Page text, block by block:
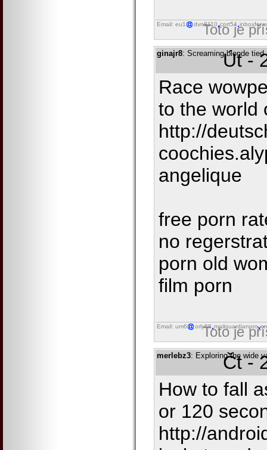
Email: eu1 dvn8110 cprt54
Toto je
ginajr8: Screaming blonde
Út -
Race
to the world
http://
angelique
free porn
no
porn old
film porn
Email: um6 orly68 mailguardianpro
Toto je
merlebz3: Exploring the wide
Čt -
How to fall
or 120
http://